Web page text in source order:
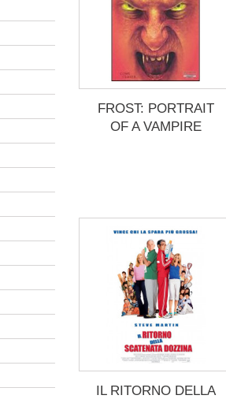
FROST: PORTRAIT
OF A VAMPIRE
IL RITORNO DELLA